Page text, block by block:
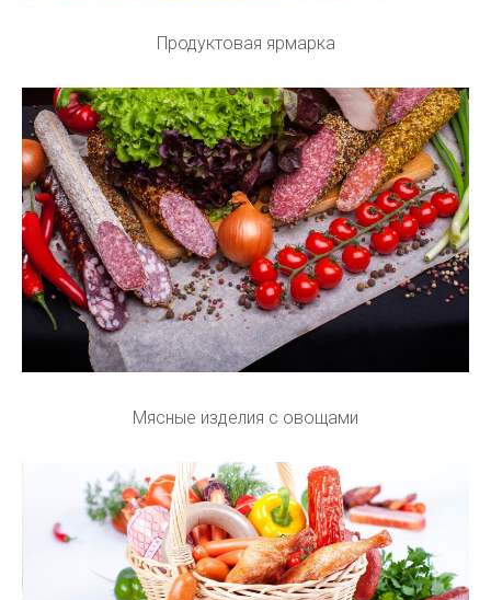
Продуктовая ярмарка
Мясные изделия с овощами